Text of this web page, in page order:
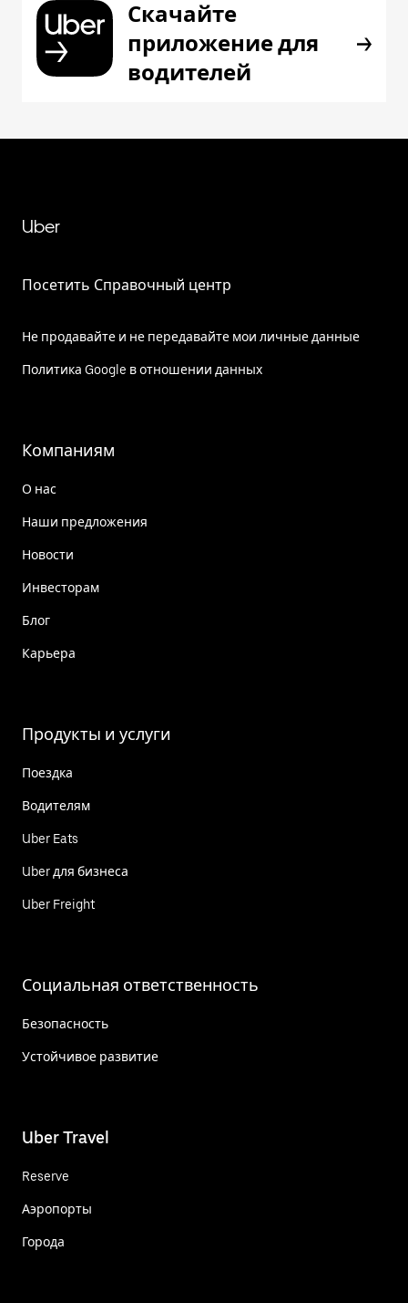
Скачайте
приложение для
водителей
Uber
Посетить Справочный центр
Не продавайте и не передавайте мои личные данные
Политика Google в отношении данных
Компаниям
О нас
Наши предложения
Новости
Инвесторам
Блог
Карьера
Продукты и услуги
Поездка
Водителям
Uber Eats
Uber для бизнеса
Uber Freight
Социальная ответственность
Безопасность
Устойчивое развитие
Uber Travel
Reserve
Аэропорты
Города